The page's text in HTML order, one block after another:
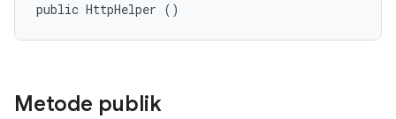
public HttpHelper ()
Metode publik